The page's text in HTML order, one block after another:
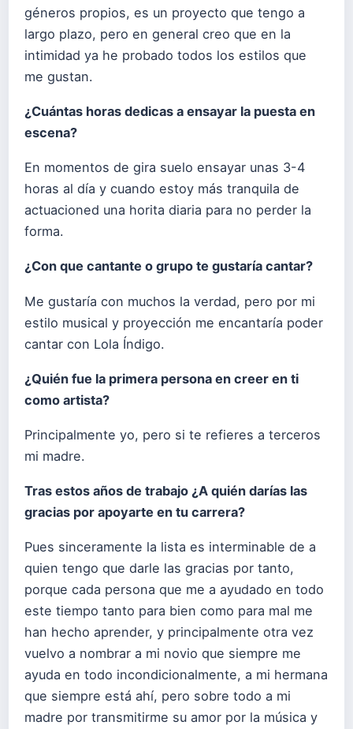
géneros propios, es un proyecto que tengo a
largo plazo, pero en general creo que en la
intimidad ya he probado todos los estilos que
me gustan.
¿Cuántas horas dedicas a ensayar la puesta en
escena?
En momentos de gira suelo ensayar unas 3-4
horas al día y cuando estoy más tranquila de
actuacioned una horita diaria para no perder la
forma.
¿Con que cantante o grupo te gustaría cantar?
Me gustaría con muchos la verdad, pero por mi
estilo musical y proyección me encantaría poder
cantar con Lola Índigo.
¿Quién fue la primera persona en creer en ti
como artista?
Principalmente yo, pero si te refieres a terceros
mi madre.
Tras estos años de trabajo ¿A quién darías las
gracias por apoyarte en tu carrera?
Pues sinceramente la lista es interminable de a
quien tengo que darle las gracias por tanto,
porque cada persona que me a ayudado en todo
este tiempo tanto para bien como para mal me
han hecho aprender, y principalmente otra vez
vuelvo a nombrar a mi novio que siempre me
ayuda en todo incondicionalmente, a mi hermana
que siempre está ahí, pero sobre todo a mi
madre por transmitirme su amor por la música y